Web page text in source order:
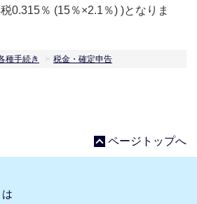
0.315％ (15％×2.1％) )となりま
種手続き 税金・確定申告
ページトップへ